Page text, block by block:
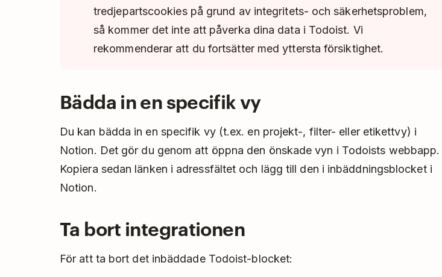
tredjepartscookies på grund av integritets- och säkerhetsproblem,
så kommer det inte att påverka dina data i Todoist. Vi
rekommenderar att du fortsätter med yttersta försiktighet.
Bädda in en specifik vy
Du kan bädda in en specifik vy (t.ex. en projekt-, filter- eller etikettvy) i
Notion. Det gör du genom att öppna den önskade vyn i Todoists webbapp.
Kopiera sedan länken i adressfältet och lägg till den i inbäddningsblocket i
Notion.
Ta bort integrationen
För att ta bort det inbäddade Todoist-blocket: